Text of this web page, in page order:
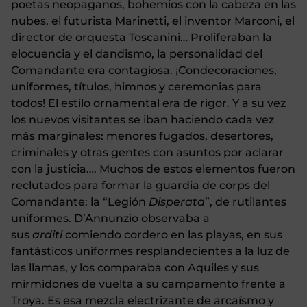
poetas neopaganos, bohemios con la cabeza en las
nubes, el futurista Marinetti, el inventor Marconi, el
director de orquesta Toscanini… Proliferaban la
elocuencia y el dandismo, la personalidad del
Comandante era contagiosa. ¡Condecoraciones,
uniformes, títulos, himnos y ceremonias para
todos! El estilo ornamental era de rigor. Y a su vez
los nuevos visitantes se iban haciendo cada vez
más marginales: menores fugados, desertores,
criminales y otras gentes con asuntos por aclarar
con la justicia…. Muchos de estos elementos fueron
reclutados para formar la guardia de corps del
Comandante: la “Legión Disperata”, de rutilantes
uniformes. D’Annunzio observaba a
sus arditi comiendo cordero en las playas, en sus
fantásticos uniformes resplandecientes a la luz de
las llamas, y los comparaba con Aquiles y sus
mirmidones de vuelta a su campamento frente a
Troya. Es esa mezcla electrizante de arcaísmo y